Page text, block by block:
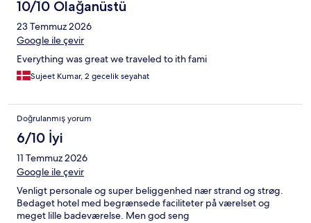
10/10 Olağanüstü
23 Temmuz 2026
Google ile çevir
Everything was great we traveled to ith fami
Sujeet Kumar, 2 gecelik seyahat
Doğrulanmış yorum
6/10 İyi
11 Temmuz 2026
Google ile çevir
Venligt personale og super beliggenhed nær strand og strøg.
Bedaget hotel med begrænsede faciliteter på værelset og
meget lille badeværelse. Men god seng